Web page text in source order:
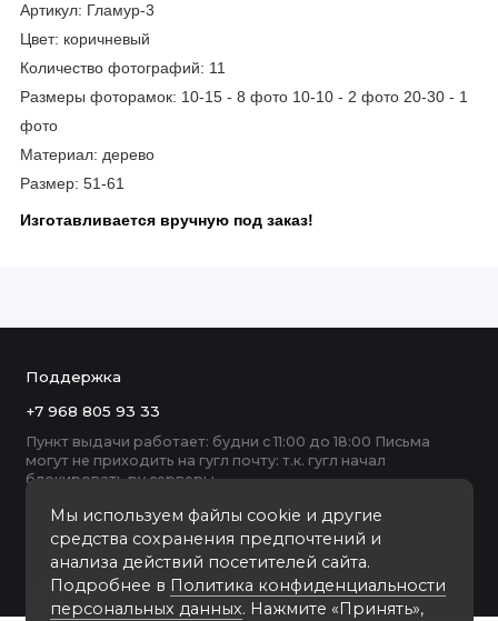
Артикул: Гламур-3
Цвет: коричневый
Количество фотографий: 11
Размеры фоторамок: 10-15 - 8 фото 10-10 - 2 фото 20-30 - 1
фото
Материал: дерево
Размер: 51-61
Изготавливается вручную под заказ!
Мы используем файлы cookie и другие
средства сохранения предпочтений и
анализа действий посетителей сайта.
Подробнее в Политика конфиденциальности
персональных данных. Нажмите «Принять»,
Поддержка
+7 968 805 93 33
Пункт выдачи работает: будни с 11:00 до 18:00 Письма
могут не приходить на гугл почту: т.к. гугл начал
блокировать ру серверы